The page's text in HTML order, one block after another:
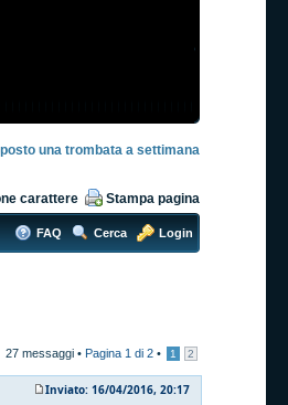
una trombata a settimana
carattere Stampa pagina
FAQ Cerca Login
27 messaggi • Pagina 1 di 2 • 1 2
Inviato: 16/04/2016, 20:17